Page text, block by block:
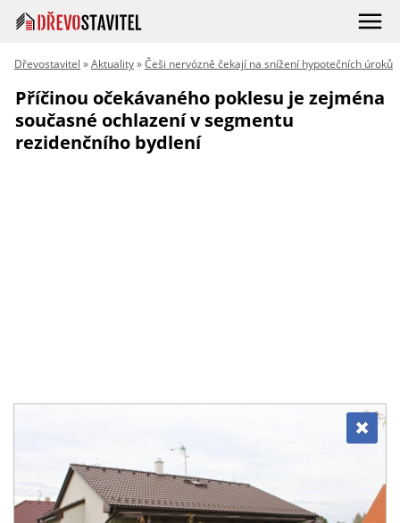
Dřevostavitel »Aktuality»Češi nervózně čekají na snížení hypotečních úroků
Příčinou očekávaného poklesu je zejména
současné ochlazení v segmentu
rezidenčního bydlení